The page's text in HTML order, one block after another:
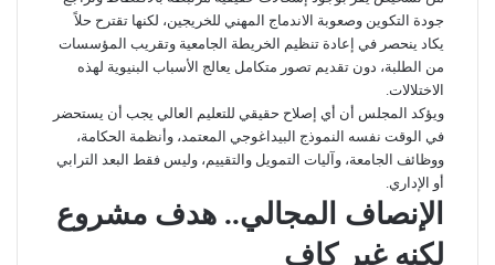
جودة التكوين وصعوبة الاندماج المهني للخريجين، لكنها تقترح حلاً
يكاد ينحصر في إعادة تنظيم الخريطة الجامعية وتقريب المؤسسات
من الطلبة، دون تقديم تصور متكامل يعالج الأسباب البنيوية لهذه
الاختلالات.
ويؤكد المجلس أن أي إصلاح حقيقي للتعليم العالي يجب أن يستحضر
في الوقت نفسه النموذج البيداغوجي المعتمد، وأنظمة الحكامة،
ووظائف الجامعة، وآليات التمويل والتقييم، وليس فقط البعد الترابي
أو الإداري.
الإنصاف المجالي.. هدف مشروع
لكنه غير كاف